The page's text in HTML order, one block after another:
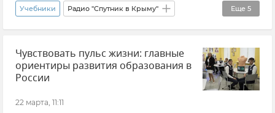
Еще 5
Учебники Радио "Спутник в Крыму"
Образование в Крыму и Севастополе
Учитель Школа История
Армен Гаспарян
Чувствовать пульс жизни: главные
ориентиры развития образования в
России
22 марта, 11:11